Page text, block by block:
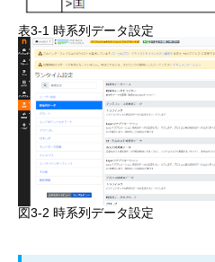
表3-1 時系列データ設定
図3-2 時系列データ設定